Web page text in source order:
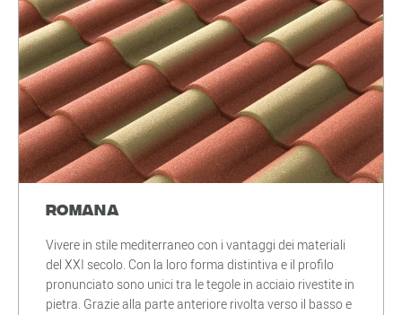
Romana
Vivere in stile mediterraneo con i vantaggi dei materiali
del XXI secolo. Con la loro forma distintiva e il profilo
pronunciato sono unici tra le tegole in acciaio rivestite in
pietra. Grazie alla parte anteriore rivolta verso il basso e